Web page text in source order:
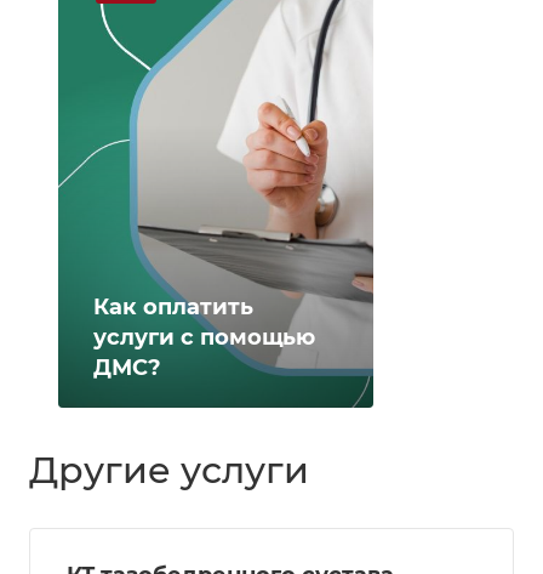
Как оплатить
услуги с помощью
ДМС?
Другие услуги